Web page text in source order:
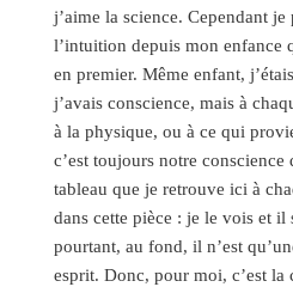
j’aime la science. Cependant
l’intuition depuis mon enfance
en premier. Même enfant,
j’avais conscience, mais à
à la physique, ou à ce qui
c’est toujours notre
tableau que je retrouve ici à
dans cette pièce : je le vois et il
pourtant, au fond, il n’est
esprit. Donc, pour moi, c’est la